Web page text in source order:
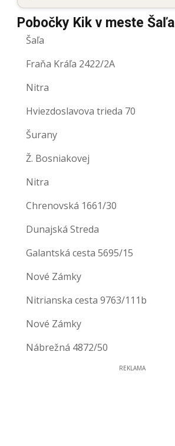
Pobočky Kik v meste Šaľa
Šaľa
Fraňa Kráľa 2422/2A
Nitra
Hviezdoslavova trieda 70
Šurany
Ž. Bosniakovej
Nitra
Chrenovská 1661/30
Dunajská Streda
Galantská cesta 5695/15
Nové Zámky
Nitrianska cesta 9763/111b
Nové Zámky
Nábrežná 4872/50
REKLAMA